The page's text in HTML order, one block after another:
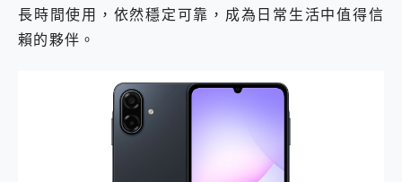
長時間使用，依然穩定可靠，成為日常生活中值得信
賴的夥伴。